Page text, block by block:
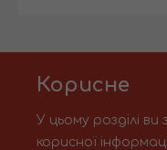
Корисне
У цьому розділі
корисної